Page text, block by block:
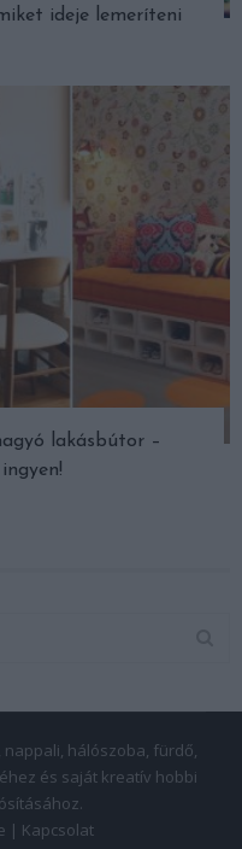
ideje lemeríteni
lakásbútor –
hálószoba, fürdő,
és saját kreatív hobbi
| Kapcsolat